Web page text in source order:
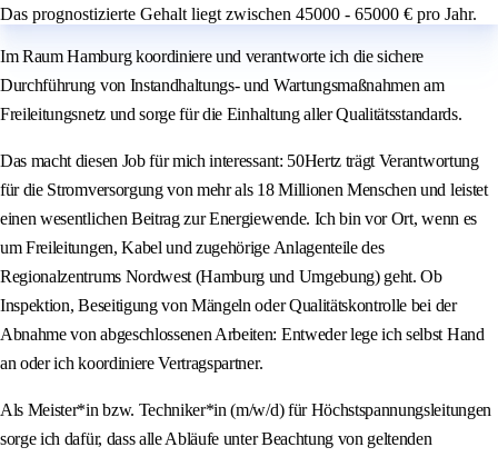
Das prognostizierte Gehalt liegt zwischen 45000 - 65000 € pro Jahr.
Im Raum Hamburg koordiniere und verantworte ich die sichere
Durchführung von Instandhaltungs- und Wartungsmaßnahmen am
Freileitungsnetz und sorge für die Einhaltung aller Qualitätsstandards.
Das macht diesen Job für mich interessant: 50Hertz trägt Verantwortung
für die Stromversorgung von mehr als 18 Millionen Menschen und leistet
einen wesentlichen Beitrag zur Energiewende. Ich bin vor Ort, wenn es
um Freileitungen, Kabel und zugehörige Anlagenteile des
Regionalzentrums Nordwest (Hamburg und Umgebung) geht. Ob
Inspektion, Beseitigung von Mängeln oder Qualitätskontrolle bei der
Abnahme von abgeschlossenen Arbeiten: Entweder lege ich selbst Hand
an oder ich koordiniere Vertragspartner.
Als Meister*in bzw. Techniker*in (m/w/d) für Höchstspannungsleitungen
sorge ich dafür, dass alle Abläufe unter Beachtung von geltenden